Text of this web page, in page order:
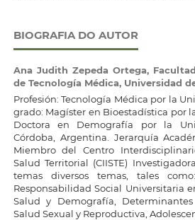
BIOGRAFIA DO AUTOR
Ana Judith Zepeda Ortega,
de Tecnología Médica, Universidad
Profesión: Tecnología Médica por la
grado: Magíster en Bioestadística por
Doctora en Demografía por la
Córdoba, Argentina. Jerarquía
Miembro del Centro
Salud Territorial (CIISTE)
temas diversos temas, tales
Responsabilidad Social Universitaria
Salud y Demografía,
Salud Sexual y Reproductiva,